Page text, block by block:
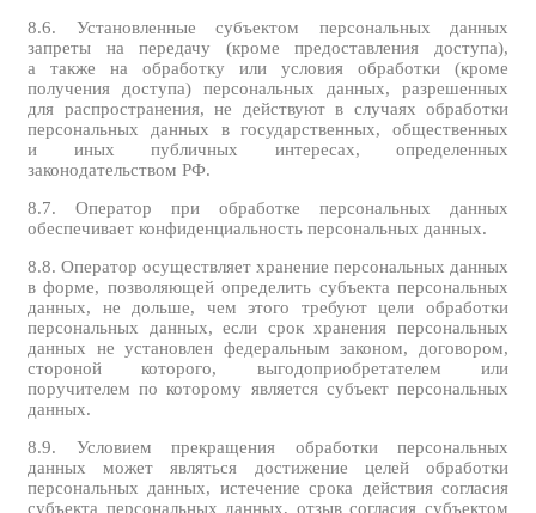
8.6. Установленные субъектом персональных данных
запреты на передачу (кроме предоставления доступа),
а также на обработку или условия обработки (кроме
получения доступа) персональных данных, разрешенных
для распространения, не действуют в случаях обработки
персональных данных в государственных, общественных
и иных публичных интересах, определенных
законодательством РФ.
8.7. Оператор при обработке персональных данных
обеспечивает конфиденциальность персональных данных.
8.8. Оператор осуществляет хранение персональных данных
в форме, позволяющей определить субъекта персональных
данных, не дольше, чем этого требуют цели обработки
персональных данных, если срок хранения персональных
данных не установлен федеральным законом, договором,
стороной которого, выгодоприобретателем или
поручителем по которому является субъект персональных
данных.
8.9. Условием прекращения обработки персональных
данных может являться достижение целей обработки
персональных данных, истечение срока действия согласия
субъекта персональных данных, отзыв согласия субъектом